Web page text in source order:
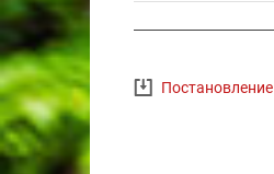
Постановление